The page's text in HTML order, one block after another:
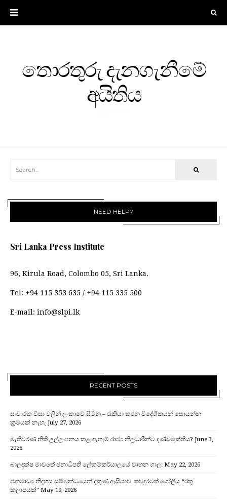
තොරතුරු දැනගැනීමේ
අයිතිය
NEED HELP?
Sri Lanka Press Institute
96, Kirula Road, Colombo 05, Sri Lanka.
Tel: +94 115 353 635 / +94 115 335 500
E-mail: info@slpi.lk
RECENT POSTS
සංචාරක වීසා වලින් ලංකාවේ සිටින – රැකියා කරන විදේශිකයන් සොයන්න
ක්‍රමයක් නැහැ July 27, 2026
මැතිවරණ නීති උල්ලංඝනය කළ ඇතැම් රාජ්‍ය නිලධාරීන්ට දණ්ඩමුක්තිය? June 3,
2026
බාලදක්ෂ මාවතේ ජනාධිපති ලේකම්කර්යාලයේ වාහන ගාල: May 22, 2026
ජනමාධ්‍ය නිදහස සම්බන්ධයෙන් දකුණු ආසියාව තවදුරටත් ගෝලීය “රතු
කලාපයක්” May 19, 2026